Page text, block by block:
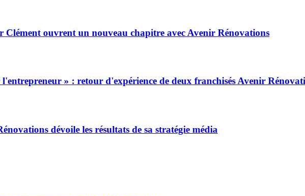
Clément ouvrent un nouveau chapitre avec Avenir Rénovations
» : retour d'expérience de deux franchisés Avenir
dévoile les résultats de sa stratégie média